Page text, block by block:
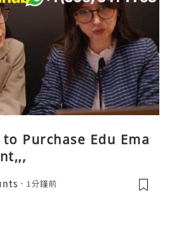
Purchase Edu Ema
1分鐘前